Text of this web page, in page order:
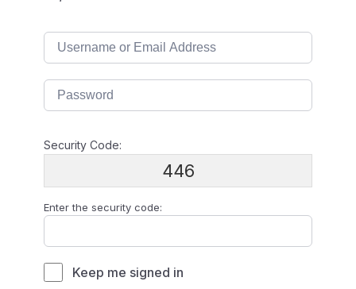
Security Code:
446
Enter the security code:
Keep me signed in